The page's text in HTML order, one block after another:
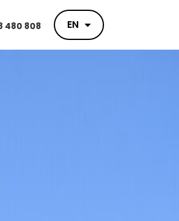
480 808 EN